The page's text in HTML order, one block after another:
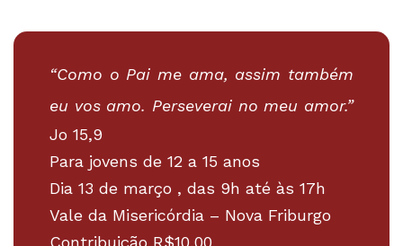
“Como o Pai me ama, assim também
eu vos amo. Perseverai no meu amor.”
Jo 15,9
Para jovens de 12 a 15 anos
Dia 13 de março , das 9h até às 17h
Vale da Misericórdia – Nova Friburgo
Contribuição R$10,00